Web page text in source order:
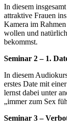
In diesem
attraktive Frauen
Kamera im
wollen und
bekommst.
Seminar 2 – 1.
In diesem
erstes Date mit
lernst dabei unter
„immer zum Sex
Seminar 3 –